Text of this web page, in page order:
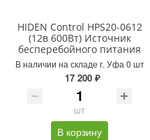
HIDEN Control HPS20-0612
(12в 600Вт) Источник
бесперебойного питания
В наличии на складе г. Уфа 0 шт
17 200 ₽
шт
В корзину